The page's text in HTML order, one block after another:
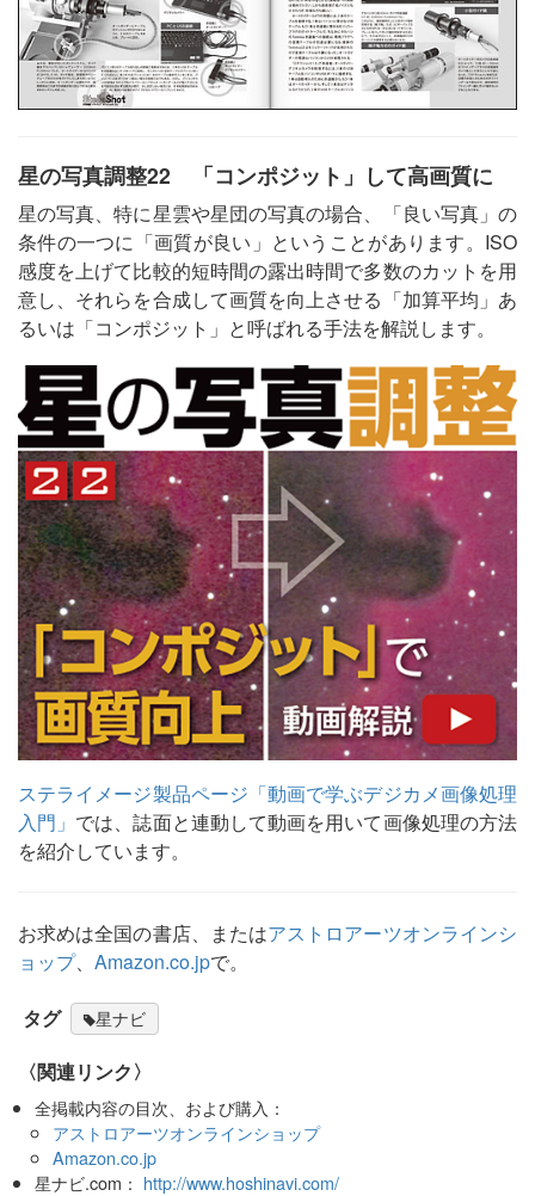
星の写真調整22 「コンポジット」して高画質に
星の写真、特に星雲や星団の写真の場合、「良い写真」の
条件の一つに「画質が良い」ということがあります。ISO
感度を上げて比較的短時間の露出時間で多数のカットを用
意し、それらを合成して画質を向上させる「加算平均」あ
るいは「コンポジット」と呼ばれる手法を解説します。
ステライメージ製品ページ「動画で学ぶデジカメ画像処理
入門」 では、誌面と連動して動画を用いて画像処理の方法
を紹介しています。
お求めは全国の書店、またはアストロアーツオンラインシ
ョップ、 Amazon.co.jpで。
タグ 星ナビ
〈関連リンク〉
全掲載内容の目次、および購入：
アストロアーツオンラインショップ
Amazon.co.jp
星ナビ.com： http://www.hoshinavi.com/